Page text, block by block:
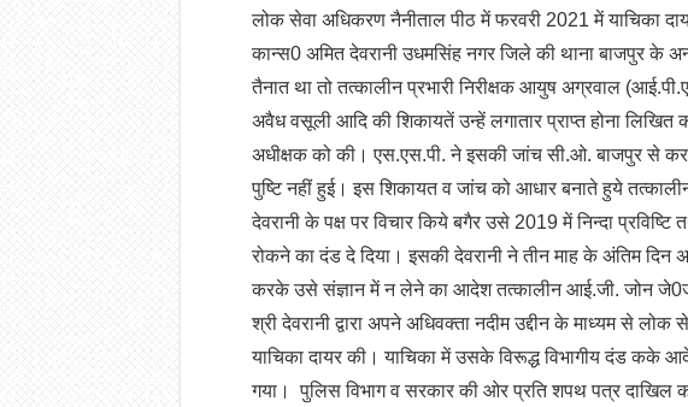
लोक सेवा अधिकरण नैनीताल पीठ में फरवरी 2021 में याचिका
कान्स0 अमित देवरानी उधमसिंह नगर जिले की थाना बाजपुर के
तैनात था तो तत्कालीन प्रभारी निरीक्षक आयुष अग्रवाल
अवैध वसूली आदि की शिकायतें उन्हें लगातार प्राप्त होना लिखित
अधीक्षक को की। एस.एस.पी. ने इसकी जांच सी.ओ. बाजपुर से
पुष्टि नहीं हुई। इस शिकायत व जांच को आधार बनाते हुये
देवरानी के पक्ष पर विचार किये बगैर उसे 2019 में निन्दा प्रविष्टि
रोकने का दंड दे दिया। इसकी देवरानी ने तीन माह के अंतिम दिन
करके उसे संज्ञान में न लेने का आदेश तत्कालीन आई.जी. जोन
श्री देवरानी द्वारा अपने अधिवक्ता नदीम उद्दीन के माध्यम से
याचिका दायर की। याचिका में उसके विरूद्ध विभागीय दंड कके
गया। पुलिस विभाग व सरकार की ओर प्रति शपथ पत्र